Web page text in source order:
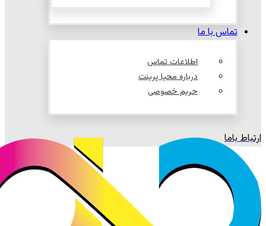
تماس با ما
اطلاعات تماس
درباره محیا پرینت
حریم خصوصی
ارتباط باما